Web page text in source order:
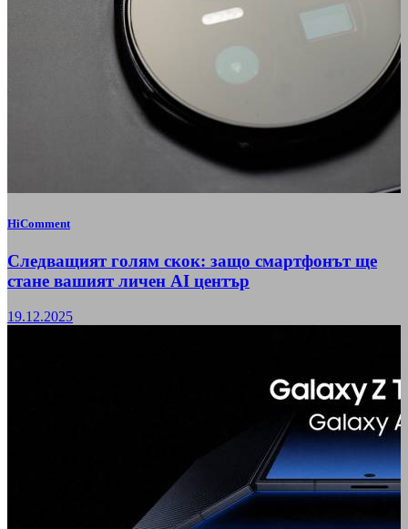
HiComment
Следващият голям скок: защо смартфонът ще
стане вашият личен AI център
19.12.2025